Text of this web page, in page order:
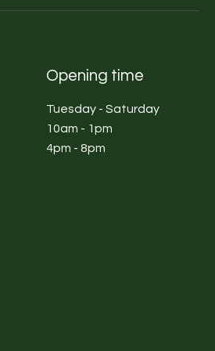
Opening time
Tuesday - Saturday
10am - 1pm
4pm - 8pm